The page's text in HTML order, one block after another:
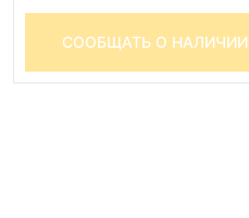
СООБЩАТЬ О НАЛИЧИИ